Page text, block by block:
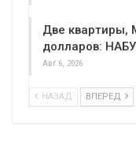
Две квартиры,
долларов:
Авг 6, 2026
НАЗАД ВПЕРЕД